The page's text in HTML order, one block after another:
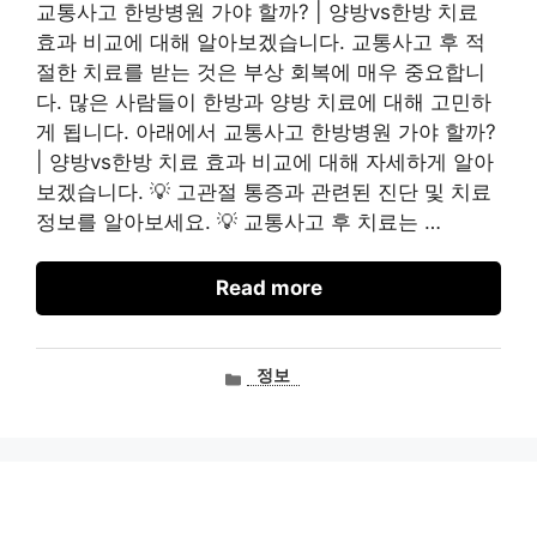
교통사고 한방병원 가야 할까? | 양방vs한방 치료
효과 비교에 대해 알아보겠습니다. 교통사고 후 적
절한 치료를 받는 것은 부상 회복에 매우 중요합니
다. 많은 사람들이 한방과 양방 치료에 대해 고민하
게 됩니다. 아래에서 교통사고 한방병원 가야 할까?
| 양방vs한방 치료 효과 비교에 대해 자세하게 알아
보겠습니다. 💡 고관절 통증과 관련된 진단 및 치료
정보를 알아보세요. 💡 교통사고 후 치료는 …
Read more
카정보